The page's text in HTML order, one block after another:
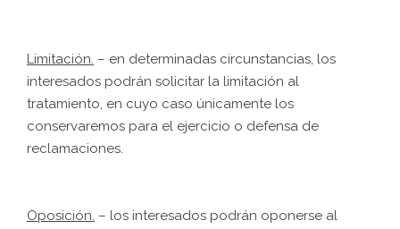
Limitación. – en determinadas circunstancias, los
interesados podrán solicitar la limitación al
tratamiento, en cuyo caso únicamente los
conservaremos para el ejercicio o defensa de
reclamaciones.
Oposición. – los interesados podrán oponerse al